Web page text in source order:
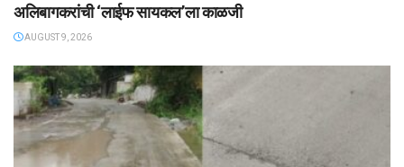
अलिबागकरांची ‌‘लाईफ सायकल’ला काळजी
AUGUST 9, 2026